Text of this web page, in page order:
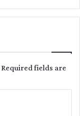
Required fields are